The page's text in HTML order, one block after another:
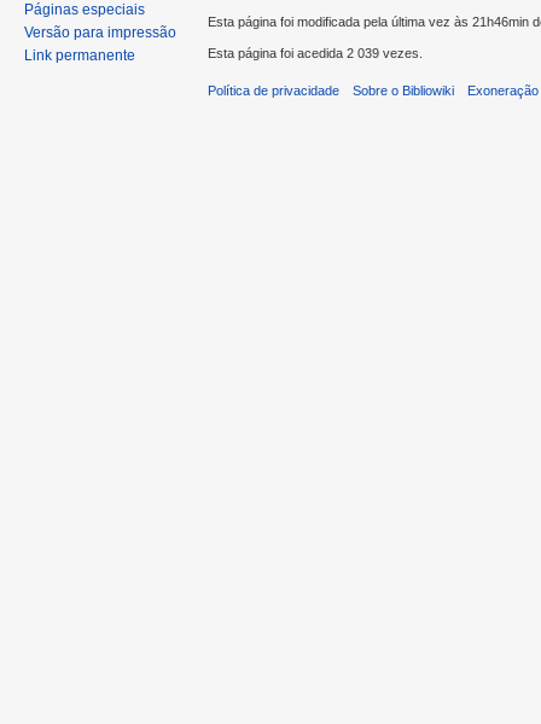
Páginas especiais
Versão para impressão
Link permanente
Esta página foi modificada pela última vez às 21h46min
Esta página foi acedida 2 039 vezes.
Política de privacidade Sobre o Bibliowiki